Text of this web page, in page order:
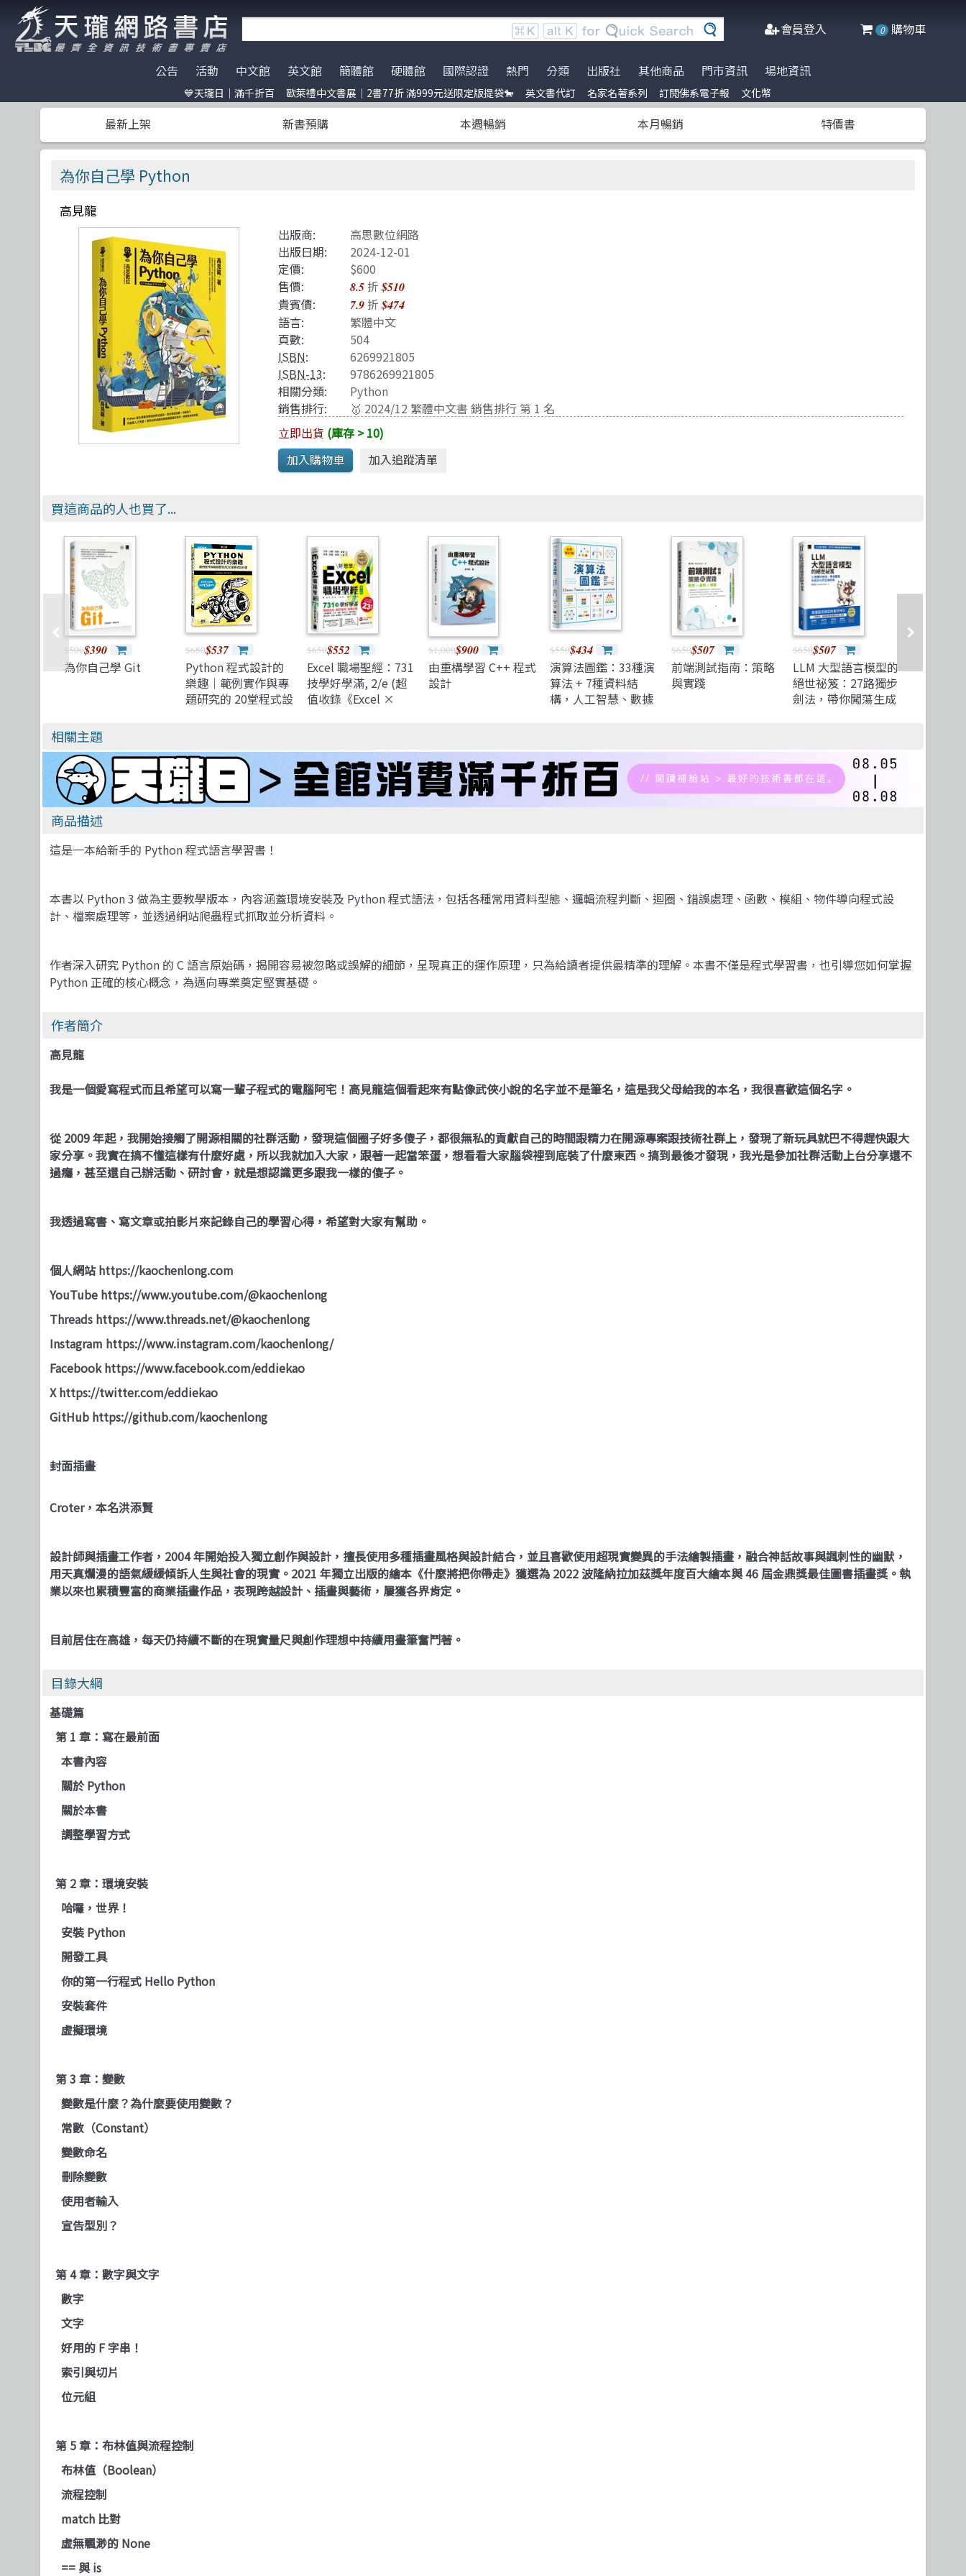
會員登入 0 購物車
公告
天瓏門市春節營業公告
門市營業客服時間調整 到店取貨新功能上線
※進口書籍到貨延誤公告※
※電子發票使用說明※
天瓏行動會員卡上線囉！ ※詐騙提醒公告 請勿受騙※
活動
天瓏日｜滿千折百
歐萊禮中文書展｜2書77折 滿999元送限定
版提袋🐎
服務｜代訂英文書
名家名著系列
訂閱佛系電子報
中文館 英文館 簡體館 硬體館 國際認證
熱門
AI Coding
ChatGPT Python
Agile Software
Machine Learning
Large language model Linux
Design Pattern
影像辨識 Image-recognition Penetration-test
半導體
Prompt Engineering
Chatbot
Engineer self-growth
機器人製作 Robots
Computer Vision
Unit Test 單元測試
程式交易 Trading
TDD 測試導向開發
R 語言
遊戲引擎 Game-engine
分類
全部分類
Data Science 電子電路電機類
人工智慧
軟體架構 雲端運算
軟體測試
職涯發展 前端開發
網頁設計
網站開發
系統開發
資訊科學
Adobe 軟體應用
Office 系列
區塊鏈與金融科技
網路通訊
其他
出版社
碁峰資訊
旗標 全華圖書
博碩
經緯文化 五南
滄海
人民郵電 電子工業
清華大學
機械工業
其他商品
電子開發板
特價書籍 暢銷外文書
阿喵周邊商品
IT狗精品區 IT T-shirt
商管科普推薦書
Make 國際中文版
機器人雜誌 ROBOCON Magazine 創客‧自造者工作坊
門市資訊 場地資訊
💙天瓏日｜滿千折百 歐萊禮中文書展｜2書77折 滿999元送限定版提袋🐎 英文書代訂 名家名著系列 訂閱佛系電子報 文化幣
最新上架 新書預購 本週暢銷 本月暢銷 特價書
為你自己學 Python
高見龍
出版商:
高思數位網路
出版日期:
2024-12-01
定價:
$600
售價:
8.5折$510
貴賓價: 7.9折$474
語言:
繁體中文
頁數:
504
ISBN:
6269921805
ISBN-13:
9786269921805
相關分類:
Python
銷售排行:
🥇 2024/12 繁體中文書 銷售排行 第 1 名
立即出貨 (庫存 > 10)
買這商品的人也買了...
$500$390
為你自己學 Git
$680$537
Python 程式設計的
樂趣｜範例實作與專
題研究的 20堂程式設
Based Introduction
to Programming,
3/e)
$650$552
Excel 職場聖經：731
技學好學滿, 2/e (超
值收錄《Excel ×
$1,000$900
由重構學習 C++ 程式
設計
$550$434
演算法圖鑑：33種演
算法 + 7種資料結
構，人工智慧、數據
$650$507
前端測試指南：策略
與實踐
$650$507
LLM 大型語言模型的
絕世祕笈：27路獨步
劍法，帶你闖蕩生成
超有料！
相關主題
商品描述
這是一本給新手的 Python 程式語言學習書！
本書以 Python 3 做為主要教學版本，內容涵蓋環境安裝及 Python 程式語法，包括各種常用資料型態、邏輯流程判斷、迴圈、錯誤處理、函數、模組、物件導向程式設
計、檔案處理等，並透過網站爬蟲程式抓取並分析資料。
作者深入研究 Python 的 C 語言原始碼，揭開容易被忽略或誤解的細節，呈現真正的運作原理，只為給讀者提供最精準的理解。本書不僅是程式學習書，也引導您如何掌握
Python 正確的核心概念，為邁向專業奠定堅實基礎。
作者簡介
高見龍
我是一個愛寫程式而且希望可以寫一輩子程式的電腦阿宅！高見龍這個看起來有點像武俠小說的名字並不是筆名，這是我父母給我的本名，我很喜歡這個名字。
從 2009 年起，我開始接觸了開源相關的社群活動，發現這個圈子好多傻子，都很無私的貢獻自己的時間跟精力在開源專案跟技術社群上，發現了新玩具就巴不得趕快跟大
家分享。我實在搞不懂這樣有什麼好處，所以我就加入大家，跟著一起當笨蛋，想看看大家腦袋裡到底裝了什麼東西。搞到最後才發現，我光是參加社群活動上台分享還不
過癮，甚至還自己辦活動、研討會，就是想認識更多跟我一樣的傻子。
我透過寫書、寫文章或拍影片來記錄自己的學習心得，希望對大家有幫助。
個人網站https://kaochenlong.com
YouTube https://www.youtube.com/@kaochenlong
Threads https://www.threads.net/@kaochenlong
Instagram https://www.instagram.com/kaochenlong/
Facebookhttps://www.facebook.com/eddiekao
Xhttps://twitter.com/eddiekao
GitHub https://github.com/kaochenlong
封面插畫
Croter，本名洪添賢
設計師與插畫工作者，2004 年開始投入獨立創作與設計，擅長使用多種插畫風格與設計結合，並且喜歡使用超現實變異的手法繪製插畫，融合神話故事與諷刺性的幽默，
用天真爛漫的語氣緩緩傾訴人生與社會的現實。2021 年獨立出版的繪本《什麼將把你帶走》獲選為 2022 波隆納拉加茲獎年度百大繪本與 46 屆金鼎獎最佳圖書插畫獎。執
業以來也累積豐富的商業插畫作品，表現跨越設計、插畫與藝術，屢獲各界肯定。
目前居住在高雄，每天仍持續不斷的在現實量尺與創作理想中持續用畫筆奮鬥著。
目錄大綱
基礎篇
第 1 章：寫在最前面
本書內容
關於 Python
關於本書
調整學習方式
第 2 章：環境安裝
哈囉，世界！
安裝 Python
開發工具
你的第一行程式 Hello Python
安裝套件
虛擬環境
第 3 章：變數
變數是什麼？為什麼要使用變數？
常數（Constant）
變數命名
刪除變數
使用者輸入
宣告型別？
第 4 章：數字與文字
數字
文字
好用的 F 字串！
索引與切片
位元組
第 5 章：布林值與流程控制
布林值（Boolean）
流程控制
match 比對
虛無飄渺的 None
== 與 is